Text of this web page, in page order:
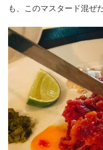
も、このマスタード混ぜ